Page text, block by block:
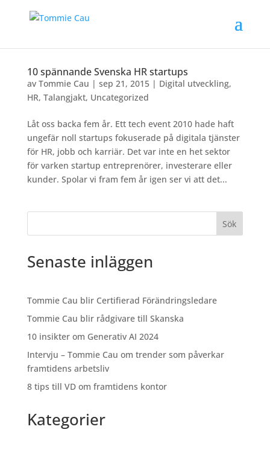
10 spännande Svenska HR startups
av Tommie Cau | sep 21, 2015| Digital utveckling,
HR, Talangjakt, Uncategorized
Låt oss backa fem år. Ett tech event 2010 hade haft
ungefär noll startups fokuserade på digitala tjänster
för HR, jobb och karriär. Det var inte en het sektor
för varken startup entreprenörer, investerare eller
kunder. Spolar vi fram fem år igen ser vi att det...
Sök
Senaste inläggen
Tommie Cau blir Certifierad Förändringsledare
Tommie Cau blir rådgivare till Skanska
10 insikter om Generativ AI 2024
Intervju – Tommie Cau om trender som påverkar
framtidens arbetsliv
8 tips till VD om framtidens kontor
Kategorier